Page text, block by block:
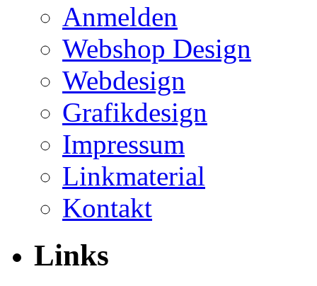
Anmelden
Webshop Design
Webdesign
Grafikdesign
Impressum
Linkmaterial
Kontakt
Links